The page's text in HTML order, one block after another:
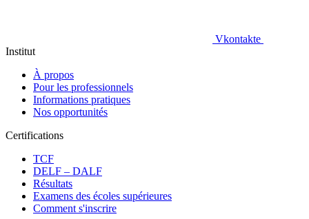
Vkontakte
Institut
À propos
Pour les professionnels
Informations pratiques
Nos opportunités
Certifications
TCF
DELF – DALF
Résultats
Examens des écoles supérieures
Comment s'inscrire